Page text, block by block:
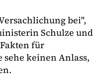
bei",
Schulze und
für
sehe keinen Anlass,